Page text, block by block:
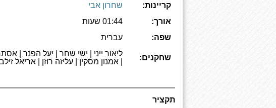
קריינות:
שחרון אבי
אורך:
01:44 שעות
שפה:
עברית
שחקנים:
ליאור ייני | ישי שחר | יעל הפנר |
| אמנון מסקין | עליזה רוזן | אריאל
תקציר